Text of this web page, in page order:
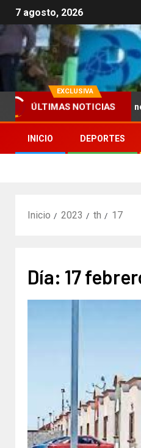
7 agosto, 2026
EXCLUSIVA
ÚLTIMAS NOTICIAS
brote de salmonela ligado a
INICIO DEPORTES
Inicio 2023 th 17
Día: 17